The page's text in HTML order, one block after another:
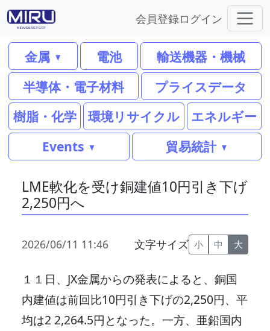
会員登録ログイン
金属 電池
輸送機器・機械
半導体・電子材料
プライスデータ
樹脂・化学
環境リサイクル
エネルギー
Events
貿易統計
LME軟化を受け銅建値10円引き下げ
2,250円へ
2026/06/11 11:46 文字サイズ 小 中 大
１１日、JX金属からの発表によると、銅国
内建値は前回比10円引き下げの2,250円、平
均は2 2,264.5円となった。一方、亜鉛国内